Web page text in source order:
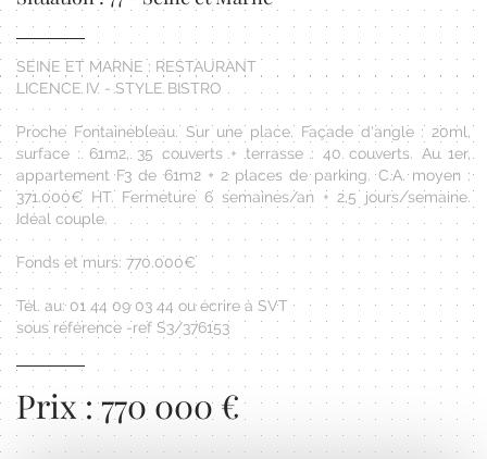
SEINE ET MARNE : RESTAURANT
LICENCE IV - STYLE BISTRO
Proche Fontainebleau. Sur une place. Façade d'angle : 20ml,
surface : 61m2, 35 couverts + terrasse : 40 couverts. Au 1er,
appartement F3 de 61m2 + 2 places de parking. C.A. moyen :
371.000€ HT. Fermeture 6 semaines/an + 2,5 jours/semaine.
Idéal couple.
Fonds et murs: 770.000€
Tél. au: 01 44 09 03 44 ou écrire à SVT
sous référence -ref S3/376153
Prix : 770 000 €